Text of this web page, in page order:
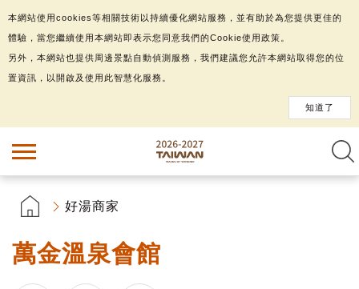
好湯商家
萬金溫泉會館
本網站使用cookies等相關技術以持續優化網站服務，並有助於為您提供更佳的
體驗，當您繼續使用本網站即表示您同意我們的Cookie使用政策。
另外，本網站也提供周邊景點自動偵測服務，我們建議您允許本網站取得您的位
置資訊，以開啟及使用此智慧化服務。
知道了